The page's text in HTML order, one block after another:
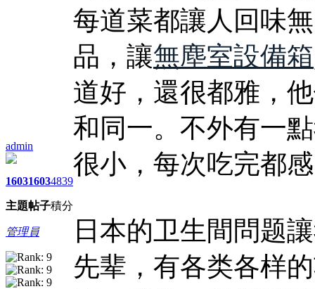
admin
1603
主題
1603
帖子
4839
積分
管理員
每道菜都讓人回味
品，讓無塵室設備箱
道好，還很都雅，
和同一。不外有一
很小，每次吃完都
日本的卫生間問题
先辈，有各类各样